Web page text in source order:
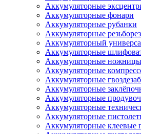
Аккумуляторные
Аккумуляторные фонари
Аккумуляторные рубанки
Аккумуляторные
Аккумуляторный
Аккумуляторные
Аккумуляторные ножницы
Аккумуляторные
Аккумуляторные
Аккумуляторные
Аккумуляторные
Аккумуляторные
Аккумуляторные
Аккумуляторные клеевые